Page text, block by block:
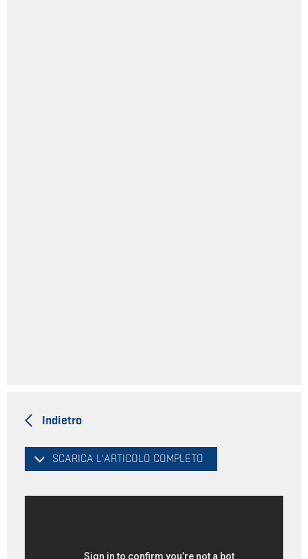
Indietro
SCARICA L'ARTICOLO COMPLETO